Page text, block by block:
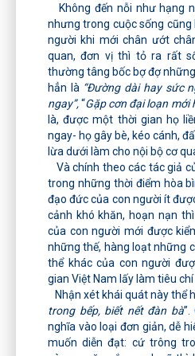
Không đến nỗi như hạng
nhưng trong cuộc sống
người khi mới chân ướt
quan, đơn vị thì tỏ ra rất
thường tâng bốc bợ đợ
hẳn là “Đường dài hay sức
ngay”,“Gặp cơn đại loạn mới
là, được một thời gian họ
ngay- họ gây bè, kéo cánh,
lừa dưới làm cho nội bộ cơ
Và chính theo các tác giả
trong những thời điểm hòa
đạo đức của con người ít
cảnh khó khăn, hoạn nạn thì
của con người mới được
những thế, hàng loạt những
thể khác của con người
gian Việt Nam lấy làm tiêu
Nhận xét khái quát này thể
trong bếp, biết nết đàn bà
nghĩa vào loại đơn giản, dễ
muốn diễn đạt: cứ trông